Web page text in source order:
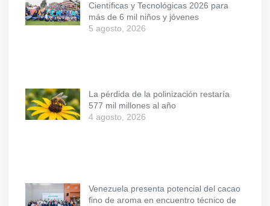
Científicas y Tecnológicas 2026 para
más de 6 mil niños y jóvenes
5 agosto, 2026
La pérdida de la polinización restaría
577 mil millones al año
4 agosto, 2026
Venezuela presenta potencial del cacao
fino de aroma en encuentro técnico de